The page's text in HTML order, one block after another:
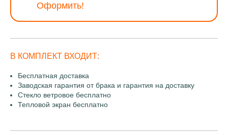
Оформить!
В КОМПЛЕКТ ВХОДИТ:
Бесплатная доставка
Заводская гарантия от брака и гарантия на доставку
Стекло ветровое бесплатно
Тепловой экран бесплатно